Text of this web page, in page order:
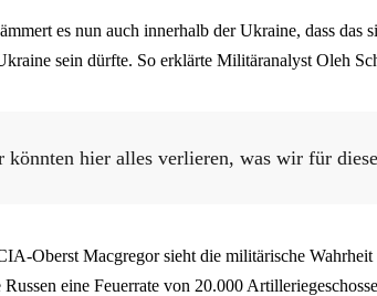
es nun auch innerhalb der Ukraine, dass
sein dürfte. So erklärte Militäranalyst Oleh
könnten hier alles verlieren, was wir für
Oberst Macgregor sieht die militärische
Russen eine Feuerrate von 20.000